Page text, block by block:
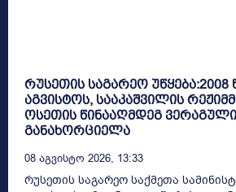
რუსეთის საგარეო უწყება:2008
აგვისტოს, სააკაშვილის
ოსეთის წინააღმდეგ
განახორციელა
08 Აგვისტო 2026, 13:33
რუსეთის საგარეო საქმეთა